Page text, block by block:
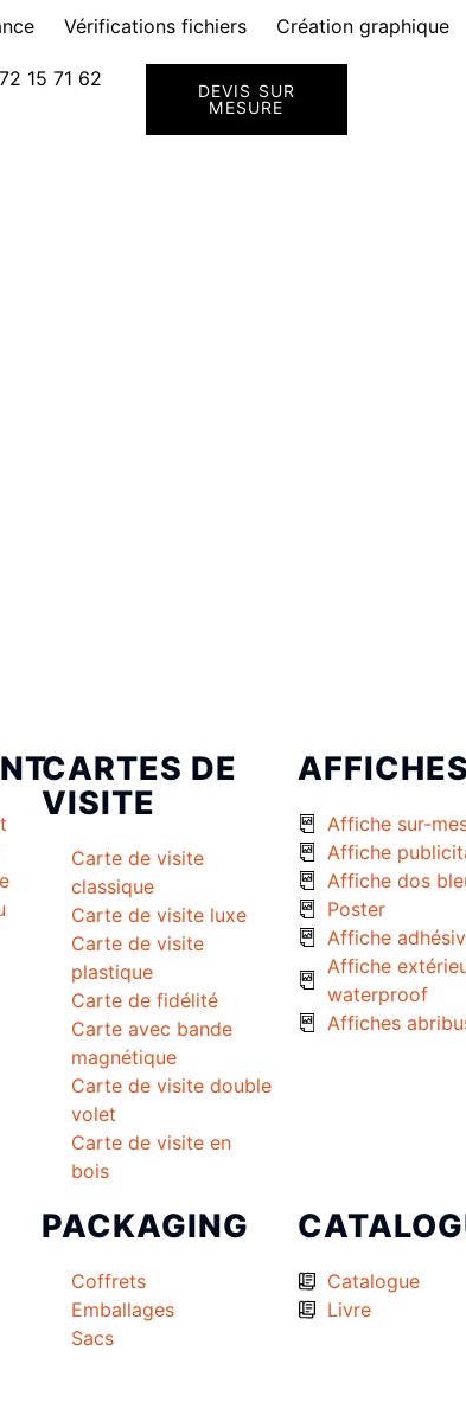
Vérifications fichiers Création graphique
15 71 62
DEVIS SUR
MESURE
CARTES DE
VISITE
Carte de visite
classique
Carte de visite luxe
Carte de visite
plastique
Carte de fidélité
Carte avec bande
magnétique
Carte de visite double
volet
Carte de visite en
bois
AFFICHES
Affiche sur-
Affiche
Affiche dos
Poster
Affiche
Affiche
waterproof
Affiches
PACKAGING
Coffrets
Emballages
Sacs
Catalogue
Livre